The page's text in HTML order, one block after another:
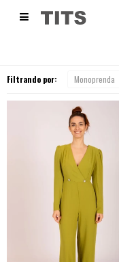

Filtrando por: Monoprenda